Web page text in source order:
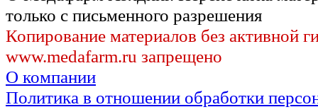
только с письменного разрешения
Копирование материалов без активной
www.medafarm.ru запрещено
О компании
Политика в отношении обработки